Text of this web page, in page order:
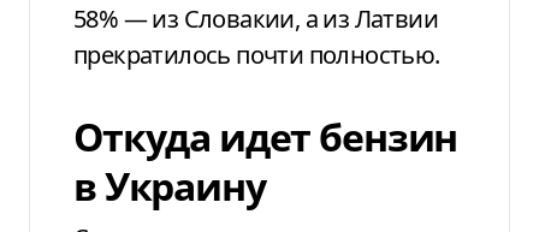
58% — из Словакии, а из Латвии
прекратилось почти полностью.
Откуда идет бензин
в Украину